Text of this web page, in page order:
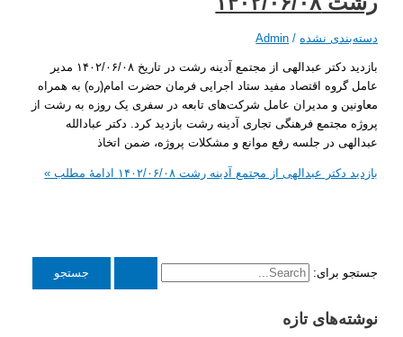
نشده/
Admin
بازدید دکتر عبدالهی از مجتمع آدینه رشت در تاریخ ۱۴۰۲/۰۶/۰۸ مدیر
اقتصاد مفید ستاد اجرایی فرمان حضرت امام(ره) به همراه
و مدیران عامل شرکت‌های تابعه در سفری یک روزه به رشت از
فرهنگی تجاری آدینه رشت بازدید کرد. دکتر عبادالله
در جلسه رفع موانع و مشکلات پروژه، ضمن اتخاذ
عبدالهی از مجتمع آدینه رشت ۱۴۰۲/۰۶/۰۸ ادامۀ مطلب »
برای:
تازه